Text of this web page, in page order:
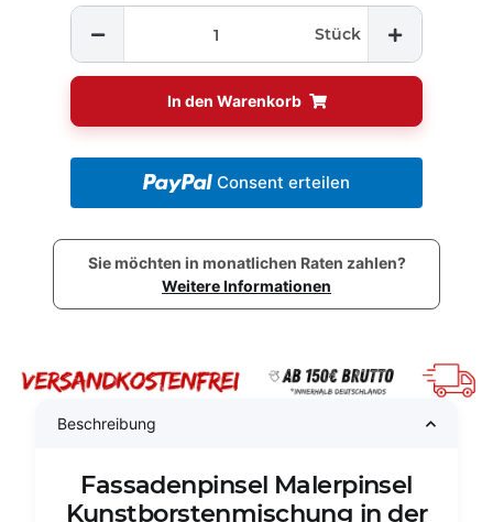
Stück
In den Warenkorb
Consent erteilen
Sie möchten in monatlichen Raten zahlen?
Weitere Informationen
Beschreibung
Fassadenpinsel Malerpinsel
Kunstborstenmischung in der